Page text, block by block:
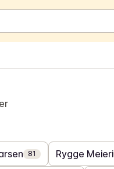
81 Rygge Meieri